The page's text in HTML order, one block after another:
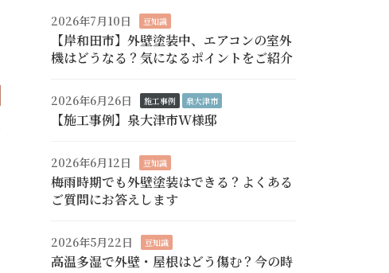
2026年7月10日 豆知識
【岸和田市】外壁塗装中、エアコンの室外
機はどうなる？気になるポイントをご紹介
2026年6月26日 施工事例 泉大津市
【施工事例】泉大津市W様邸
2026年6月12日 豆知識
梅雨時期でも外壁塗装はできる？よくある
ご質問にお答えします
2026年5月22日 豆知識
高温多湿で外壁・屋根はどう傷む？今の時